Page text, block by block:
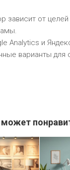
зависит от
Analytics и
варианты для